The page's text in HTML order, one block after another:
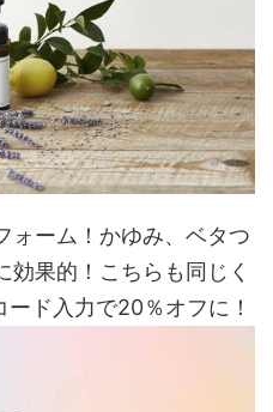
ォーム！かゆみ、ベタつ
効果的！こちらも同じく
ード入力で20％オフに！